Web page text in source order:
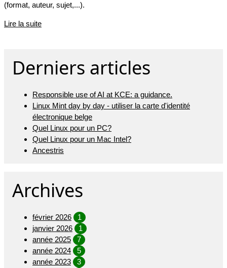
(format, auteur, sujet,...).
Lire la suite
Derniers articles
Responsible use of AI at KCE: a guidance.
Linux Mint day by day - utiliser la carte d'identité
électronique belge
Quel Linux pour un PC?
Quel Linux pour un Mac Intel?
Ancestris
Archives
février 2026
1
janvier 2026
1
année 2025
7
année 2024
5
année 2023
3